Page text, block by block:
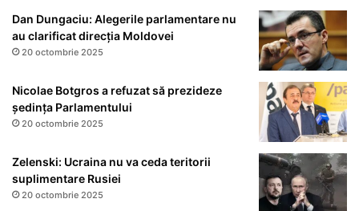
Dan Dungaciu: Alegerile parlamentare nu
au clarificat direcția Moldovei
20 octombrie 2025
Nicolae Botgros a refuzat să prezideze
ședința Parlamentului
20 octombrie 2025
Zelenski: Ucraina nu va ceda teritorii
suplimentare Rusiei
20 octombrie 2025